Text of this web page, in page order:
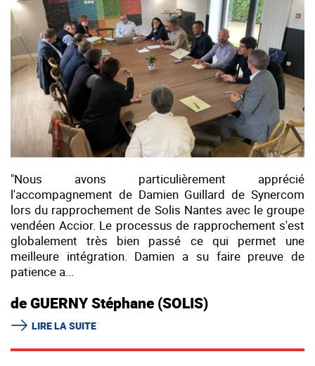
"Nous avons particulièrement apprécié
l'accompagnement de Damien Guillard de Synercom
lors du rapprochement de Solis Nantes avec le groupe
vendéen Accior. Le processus de rapprochement s'est
globalement très bien passé ce qui permet une
meilleure intégration. Damien a su faire preuve de
patience a...
de GUERNY Stéphane (SOLIS)
LIRE LA SUITE